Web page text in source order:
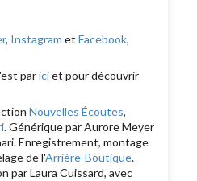
, Instagram etFacebook,
pariciet pour découvrir
Nouvelles Écoutes,
. Générique par Aurore Meyer
Enregistrement, montage
de l'Arrière-Boutique.
par Laura Cuissard, avec